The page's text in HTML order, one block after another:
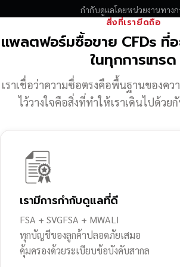
กำกับดูแลโดยหน่วยงานทางก
สิ่งที่เรายึดถือ
แพลตฟอร์มซื้อขาย CFDs ที่
ในทุกการเทรด
เราเชื่อว่าความซื่อตรงคือพื้นฐานของควา
ไว้วางใจคือสิ่งที่ทำให้เราเดินไปด้วย
เรามีการกำกับดูแลที่ดี
FSA + SVGFSA + MWALI
ทุกบัญชีของลูกค้าปลอดภัยเสมอ
คุ้มครองด้วยระเบียบข้อบังคับสากล